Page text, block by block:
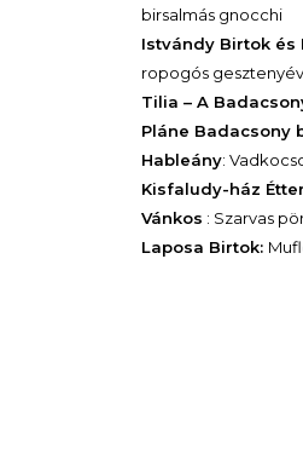
birsalmás gnocchi
Istvándy Birtok és
ropogós
Tilia – A
Pláne Badacsony
Hableány:
Kisfaludy-ház
Vánkos : Szarvas
Laposa Birtok: